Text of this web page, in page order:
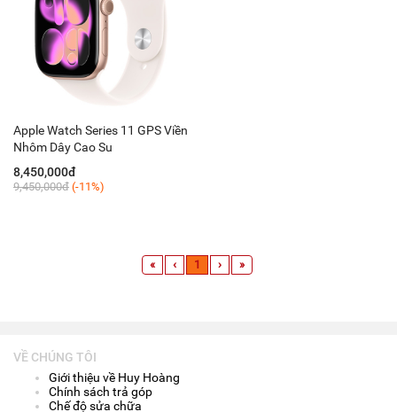
Apple Watch Series 11 GPS Viền
Nhôm Dây Cao Su
8,450,000đ
9,450,000đ (-11%)
« ‹ 1 › »
VỀ CHÚNG TÔI
Giới thiệu về Huy Hoàng
Chính sách trả góp
Chế độ sửa chữa